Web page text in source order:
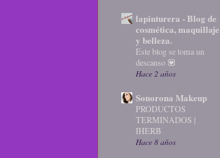
lapinturera - Blog de
cosmética, maquillaje
y belleza.
Este blog se toma un
descanso 💟
Hace 2 años
Sonorona Makeup
PRODUCTOS
TERMINADOS |
IHERB
Hace 8 años